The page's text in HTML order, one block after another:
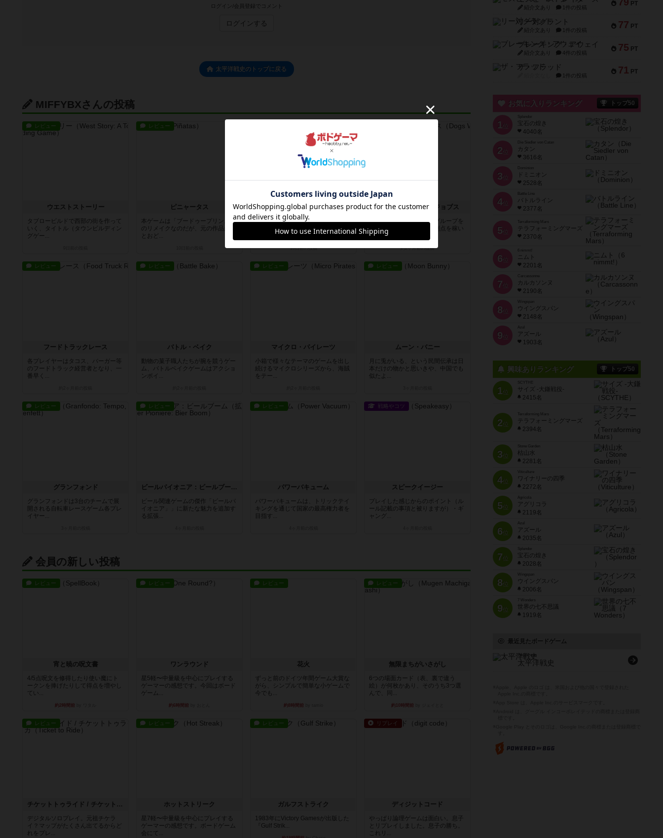
ログイン/会員登録でコメント
ログインする
太平洋戦史のトップに戻る
MIFFYBXさんの投稿
レビュー
ウエストストーリー
タブロービルドで西部の街を作って
いく、タイトル（タウンビルディン
グゲー...
レビュー
ピニャータス
本ゲームは「ブードゥープリンス」
のリメイクなのだが、元の作品が割
とおど...
ロイヤルホスピタル
病院を経営するゲーム医療系のゲー
ムはこれまでにも色々あった中で出
てきた...
10日前の投稿
ドッグス・ウィズ・ジョブス
犬たちをリクルートし、グループを
編成して仕事を与え、勝利点を稼い
で行く...
約2ヶ月前の投稿
レビュー
フードトラックレース
各プレイヤーはタコス、バーガー等
のフードトラック経営者となり、一
番早く...
レビュー
バトル・ベイク
動物の菓子職人たちが腕を競うゲー
ム、バトルベイクゲームはアクショ
ンポイ...
レビュー
マイクロ・パイレーツ
小箱で様々なテーマのゲームを出し
続けるマイクロシリーズから、海賊
をテー...
レビュー
ムーン・バニー
月に兎がいる、という民間伝承は日
本だけの物かと思いきや、中国でも
似たよ...
レビュー
グランフォンド
グランフォンドは3台のチームで展
開される自転車レースゲーム各プレ
イヤー...
レビュー
ビールパイオニア：ビールブーム（拡張）
ビール関連ゲームの傑作「ビールパ
イオニア」」に新たな魅力を追加す
る拡張...
レビュー
パワーバキューム
パワーバキュームは、トリックテイ
キングを通じて国家の最高権力者を
目指す...
戦略やコツ
スピークイージー
プレイした感じからのポイント（ル
ール記載の事項と被りますが）・ギ
ャング...
会員の新しい投稿
レビュー
宵と暁の呪文書
4/5点呪文を修得したり使い魔にト
ークンを捧げたりして得点を増やし
てい...
約2時間前
レビュー
ワンラウンド
星5軽〜中量級を中心にプレイする
ゲーマーの感想です。今回はボード
ゲーム...
約6時間前
レビュー
花火
ずっと前のドイツ年間ゲーム大賞な
がら、シンプルで簡単な小ゲームで
今でも...
約8時間前
レビュー
無限まちがいさがし
6つの場面カード（表、裏で違う
絵）が何枚かあり、そのうち3つ選
んで、同...
約10時間前
レビュー
チケットトゥライド / チケットトゥライドアメリカ
デジタルソロプレイ。元祖チケラ
イ？マップがたくさん出てるからど
れをプレ...
レビュー
ホットストリーク
星7軽〜中量級を中心にプレイする
ゲーマーの感想です。ボードゲーム
会にて...
レビュー
ガルフストライク
1983年にVictory Gamesが出版した
『Gulf Strik...
リプレイ
ディジットコード
やっぱり論理ゲームは面白い。息子
とリプレイしました。息子の勝ち。
これリ...
PT
紹介文あり 1件の投稿
77 PT
リー対グラント
紹介文あり 1件の投稿
75 PT
ブレーキング・アウェイ
紹介文あり 4件の投稿
71 PT
ザ・フラッド
1件の投稿
お気に入りランキング トップ50
1 位
宝石の煌き
4040名
2 位
Die Siedler von Catan
カタン
3616名
3 位
ドミニオン
2528名
4位
Battle Line
バトルライン
2377名
5 位
Terraforming Mars
テラフォーミングマーズ
2370名
6 位
ニムト
2201名
7 位
Carcassonne
カルカソンヌ
2190名
8 位
Wingspan
ウイングスパン
2148名
9 位
Azul
アズール
1903名
興味ありランキング トップ50
1位
SCYTHE
サイズ -大鎌戦役-
2415名
2位
Terraforming Mars
テラフォーミングマーズ
2394名
3位
Stone Garden
枯山水
2281名
4位
Viticulture
ワイナリーの四季
2272名
5位
Agricola
アグリコラ
2119名
6位
Azul
アズール
2035名
7位
宝石の煌き
2028名
8位
Wingspan
ウイングスパン
2006名
9位
7 Wonders
世界の七不思議
1919名
最近見たボードゲーム
Pacific war
太平洋戦史